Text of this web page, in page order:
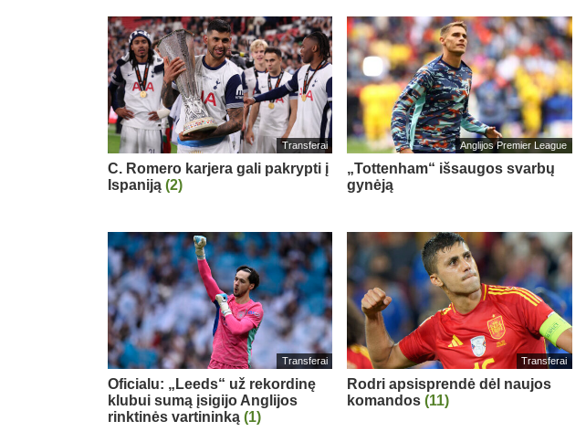
Transferai
C. Romero karjera gali pakrypti į
Ispaniją (2)
Anglijos Premier League
„Tottenham“ išsaugos svarbų
gynėją
Transferai
Oficialu: „Leeds“ už rekordinę
klubui sumą įsigijo Anglijos
rinktinės vartininką (1)
Transferai
Rodri apsisprendė dėl naujos
komandos(11)